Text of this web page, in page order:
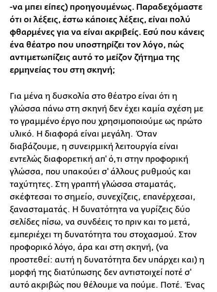
-να μπει είπες) προηγουμένως. Παραδεχόμαστε
ότι οι λέξεις, έστω κάποιες λέξεις, είναι πολύ
φθαρμένες για να είναι ακριβείς. Εσύ που κάνεις
ένα θέατρο που υποστηρίζει τον λόγο, πώς
αντιμετωπίζεις αυτό το μείζον ζήτημα της
ερμηνείας του στη σκηνή;
Για μένα η δυσκολία στο θέατρο είναι ότι η
γλώσσα πάνω στη σκηνή δεν έχει καμία σχέση με
το γραμμένο έργο που χρησιμοποιούμε ως πρώτο
υλικό. Η διαφορά είναι μεγάλη. Όταν
διαβάζουμε, η συνειρμική λειτουργία είναι
εντελώς διαφορετική απ' ό,τι στην προφορική
γλώσσα, που υπακούει σ' άλλους ρυθμούς και
ταχύτητες. Στη γραπτή γλώσσα σταματάς,
σκέφτεσαι το σημείο, συνεχίζεις, επανέρχεσαι,
ξανασταματάς. Η δυνατότητα να γυρίζεις δύο
σελίδες πίσω, να συνδέεις το πριν και το μετά,
εμπεριέχει τη δυνατότητα του στοχασμού. Στον
προφορικό λόγο, άρα και στη σκηνή, (να
προστεθεί: αυτή η δυνατότητα δεν υπάρχει και) η
μορφή της διατύπωσης δεν αντιστοιχεί ποτέ σ'
αυτό ακριβώς που θέλουμε να πούμε. Ποτέ. Ένας